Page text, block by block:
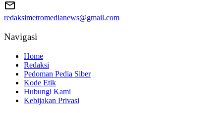
redaksimetromedianews@gmail.com
Navigasi
Home
Redaksi
Pedoman Pedia Siber
Kode Etik
Hubungi Kami
Kebijakan Privasi